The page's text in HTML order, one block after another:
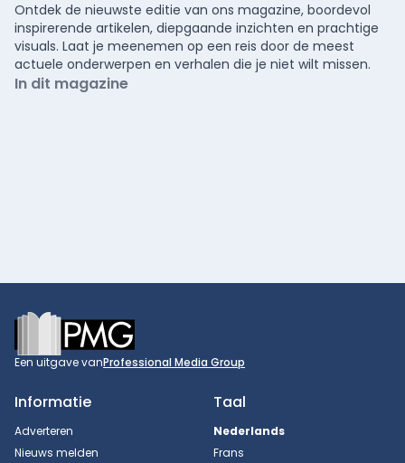
Ontdek de nieuwste editie van ons magazine, boordevol
inspirerende artikelen, diepgaande inzichten en prachtige
visuals. Laat je meenemen op een reis door de meest
actuele onderwerpen en verhalen die je niet wilt missen.
In dit magazine
Footer
Een uitgave vanProfessional Media Group
Informatie
Adverteren
Nieuws melden
Taal
Nederlands
Frans